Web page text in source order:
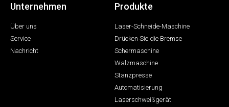
Unternehmen
Über uns
Service
Nachricht
Produkte
Laser-Schneide-Maschine
Drücken Sie die Bremse
Schermaschine
Walzmaschine
Stanzpresse
Automatisierung
Laserschweißgerät